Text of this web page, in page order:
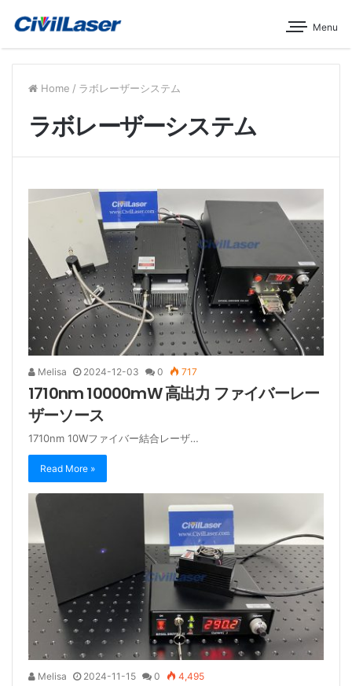
Menu
Home / ラボレーザーシステム
ラボレーザーシステム
Melisa 2024-12-03 0 717
1710nm 10000mW 高出力 ファイバーレー
ザーソース
1710nm 10Wファイバー結合レーザ…
Read More »
Melisa 2024-11-15 0 4,495